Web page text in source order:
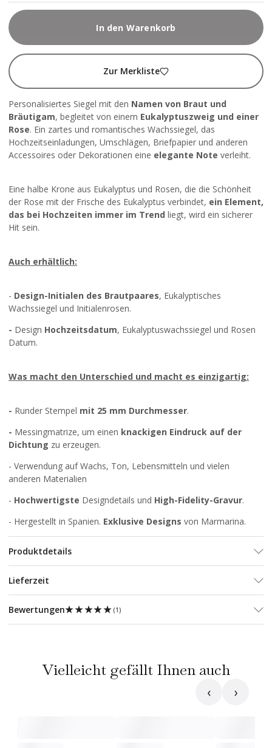
In den Warenkorb
Zur Merkliste
Personalisiertes Siegel mit den Namen von Braut und
Bräutigam, begleitet von einem Eukalyptuszweig und einer
Rose. Ein zartes und romantisches Wachssiegel, das
Hochzeitseinladungen, Umschlägen, Briefpapier und anderen
Accessoires oder Dekorationen eine elegante Note verleiht.
Eine halbe Krone aus Eukalyptus und Rosen, die die Schönheit
der Rose mit der Frische des Eukalyptus verbindet, ein Element,
das bei Hochzeiten immer im Trend liegt, wird ein sicherer
Hit sein.
Auch erhältlich:
- Design-Initialen des Brautpaares, Eukalyptisches
Wachssiegel und Initialenrosen.
- Design Hochzeitsdatum, Eukalyptuswachssiegel und Rosen
Datum.
Was macht den Unterschied und macht es einzigartig:
- Runder Stempel mit 25 mm Durchmesser.
- Messingmatrize, um einen knackigen Eindruck auf der
Dichtung zu erzeugen.
- Verwendung auf Wachs, Ton, Lebensmitteln und vielen
anderen Materialien
- Hochwertigste Designdetails und High-Fidelity-Gravur.
- Hergestellt in Spanien. Exklusive Designs von Marmarina.
Produktdetails
Lieferzeit
Bewertungen★★★★★
★★★★★(1)
Vielleicht gefällt Ihnen auch
‹ ›